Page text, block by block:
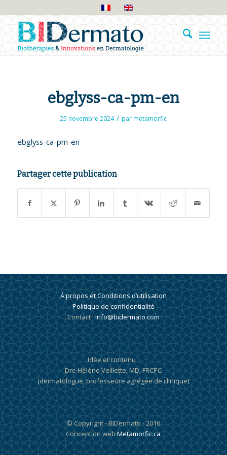
ebglyss-ca-pm-en
25 novembre 2024 / parmetamorfic
ebglyss-ca-pm-en
Partager cette publication
À propos et Conditions d’utilisation
Politique de confidentialité
Contact :info@bidermato.com
Idée et contenu :
Dre Hélène Veillette, MD, FRCPC
(dermatologue, professeure agrégée de clinique)
© Copyright - BIDermato - 2016
Conception webMetamorfic.ca